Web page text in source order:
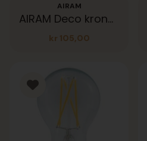
AIRAM
AIRAM Deco krone opal 470lm 3K E27
kr 105,00